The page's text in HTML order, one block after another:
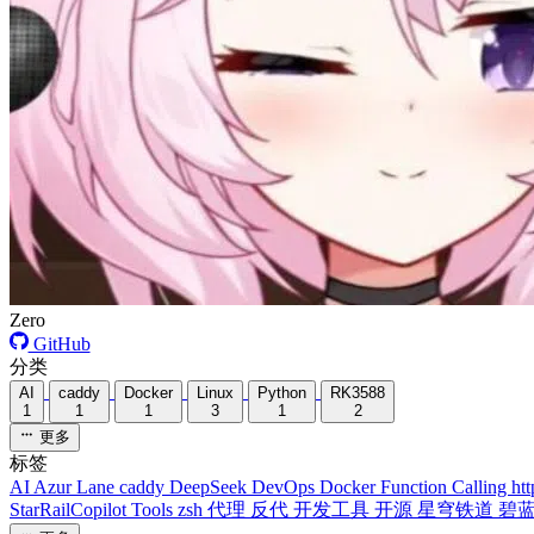
Zero
GitHub
分类
AI
1
caddy
1
Docker
1
Linux
3
Python
1
RK3588
2
更多
标签
AI Azur Lane caddy DeepSeek DevOps DockerFunction Calling
StarRailCopilot Tools zsh 代理 反代 开发工具 开源 星穹铁道 碧